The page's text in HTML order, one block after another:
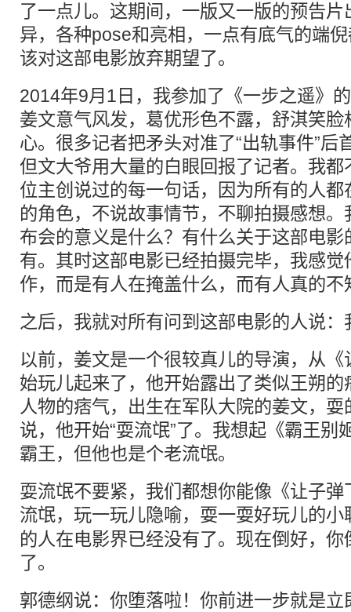
了一点儿。这期间，一版又一版的预告
异，各种pose和亮相，一点有底气的端
该对这部电影放弃期望了。
2014年9月1日，我参加了《一步之遥》
姜文意气风发，葛优形色不露，舒淇笑
心。很多记者把矛头对准了“出轨事件”后
但文大爷用大量的白眼回报了记者。我
位主创说过的每一句话，因为所有的人
的角色，不说故事情节，不聊拍摄感想
布会的意义是什么？有什么关于这部电
有。其时这部电影已经拍摄完毕，我感
作，而是有人在掩盖什么，而有人真的
之后，我就对所有问到这部电影的人说：
以前，姜文是一个很较真儿的导演，从
始玩儿起来了，他开始露出了类似王朔
人物的痞气，出生在军队大院的姜文，耍
说，他开始“耍流氓”了。我想起《霸王别
霸王，但他也是个老流氓。
耍流氓不要紧，我们都想你能像《让子
流氓，玩一玩儿隐喻，耍一耍好玩儿的
的人在电影界已经没有了。现在倒好，
了。
郭德纲说：你堕落啦！你前进一步就是